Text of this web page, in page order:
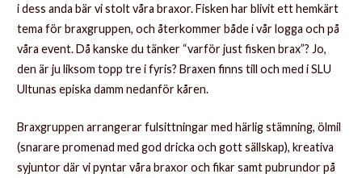
i dess anda bär vi stolt våra braxor. Fisken har blivit ett hemkärt
tema för braxgruppen, och återkommer både i vår logga och på
våra event. Då kanske du tänker “varför just fisken brax”? Jo,
den är ju liksom topp tre i fyris? Braxen finns till och med i SLU
Ultunas episka damm nedanför kåren.
Braxgruppen arrangerar fulsittningar med härlig stämning, ölmil
(snarare promenad med god dricka och gott sällskap), kreativa
syjuntor där vi pyntar våra braxor och fikar samt pubrundor på